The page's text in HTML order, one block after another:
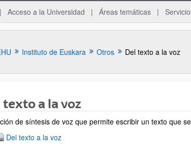
Acceso a la Universidad Áreas temáticas
Instituto de Euskara Otros Del texto a la voz
subpáginas
texto a la voz
de síntesis de voz que permite escribir un texto que
Del texto a la voz